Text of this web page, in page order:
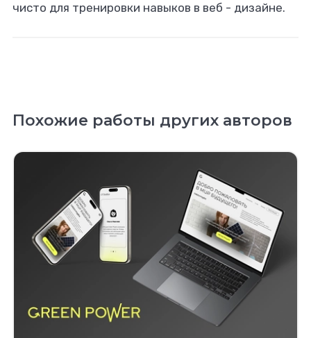
чисто для тренировки навыков в веб - дизайне.
Похожие работы других авторов